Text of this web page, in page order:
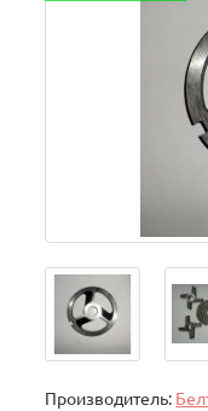
Производитель: